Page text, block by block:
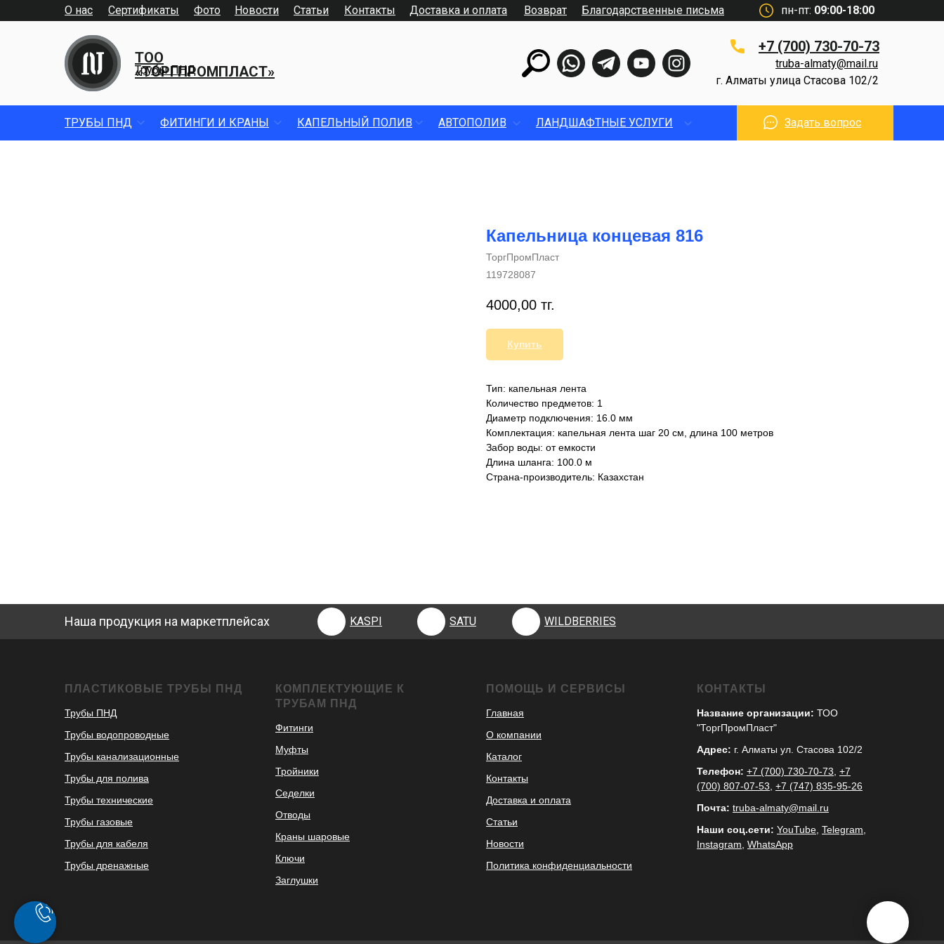
О нас Доставка и оплата
Контакты
Фото
Сертификаты Новости Статьи пн-пт: 09:00-18:00
ТОО
«ТОРГПРОМПЛАСТ»
Трубы ПНД
+7 (700) 730-70-73
г. Алматы улица Стасова 102/2
truba-almaty@mail.ru
Возврат Благодарственные письма
ТРУБЫ ПНД ФИТИНГИ И КРАНЫ КАПЕЛЬНЫЙ ПОЛИВ АВТОПОЛИВ ЛАНДШАФТНЫЕ УСЛУГИ Задать вопрос
Капельница концевая 816
ТоргПромПласт
119728087
4000,00 тг.
Купить
Тип: капельная лента
Количество предметов: 1
Диаметр подключения: 16.0 мм
Комплектация: капельная лента шаг 20 см, длина 100 метров
Забор воды: от емкости
Длина шланга: 100.0 м
Страна-производитель: Казахстан
Наша продукция на маркетплейсах KASPI SATU WILDBERRIES
ПЛАСТИКОВЫЕ ТРУБЫ ПНД
Трубы ПНД
Трубы водопроводные
Трубы канализационные
Трубы для полива
Трубы технические
Трубы газовые
Трубы для кабеля
Трубы дренажные
КОМПЛЕКТУЮЩИЕ К
ТРУБАМ ПНД
Фитинги
Муфты
Тройники
Седелки
Отводы
Краны шаровые
Ключи
Заглушки
ПОМОЩЬ И СЕРВИСЫ
Главная
О компании
Каталог
Контакты
Доставка и оплата
Статьи
Новости
Политика конфиденциальности
КОНТАКТЫ
Название организации: ТОО
"ТоргПромПласт"
Адрес: г. Алматы ул. Стасова 102/2
Телефон: +7 (700) 730-70-73 +7
(700) 807-07-53 +7 (747) 835-95-26
Почта: truba-almaty@mail.ru
Наши соц.сети: YouTube Telegram
Instagram WhatsApp